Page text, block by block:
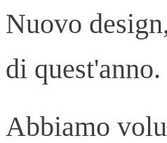
Nuovo
di quest'anno.
Abbiamo